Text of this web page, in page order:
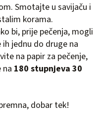
Smotajte u savijaču i
korama.
bi, prije pečenja, mogli
jednu do druge na
na papir za pečenje,
180 stupnjeva 30
dobar tek!